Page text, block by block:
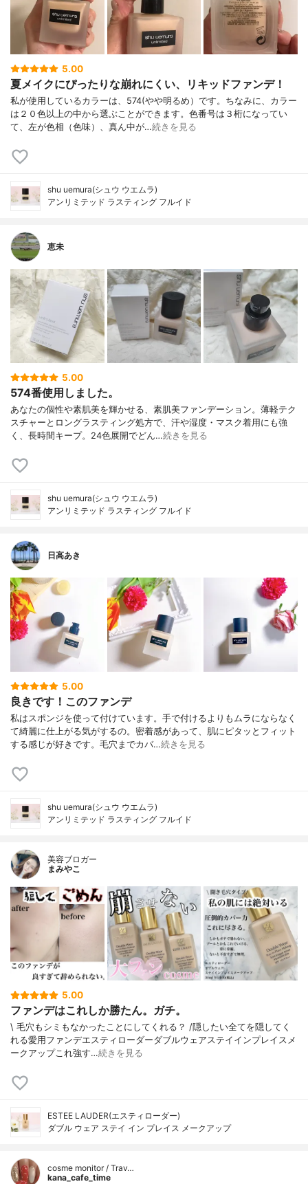
5.00
夏メイクにぴったりな崩れにくい、リキッドファンデ！
私が使用しているカラーは、574(やや明るめ）です。ちなみに、カラー
は２０色以上の中から選ぶことができます。色番号は３桁になってい
て、左が色相（色味）、真ん中が…続きを見る
shu uemura(シュウ ウエムラ)
アンリミテッド ラスティング フルイド
恵未
5.00
574番使用しました。
あなたの個性や素肌美を輝かせる、素肌美ファンデーション。薄軽テク
スチャーとロングラスティング処方で、汗や湿度・マスク着用にも強
く、長時間キープ。24色展開でどん…続きを見る
shu uemura(シュウ ウエムラ)
アンリミテッド ラスティング フルイド
日高あき
5.00
良きです！このファンデ
私はスポンジを使って付けています。手で付けるよりもムラにならなく
て綺麗に仕上がる気がするの。密着感があって、肌にピタッとフィット
する感じが好きです。毛穴までカバ…続きを見る
shu uemura(シュウ ウエムラ)
アンリミテッド ラスティング フルイド
美容ブロガー
まみやこ
5.00
ファンデはこれしか勝たん。ガチ。
\ 毛穴もシミもなかったことにしてくれる？ /⁡⁡隠したい全てを隠してく
れる愛用ファンデ⁡エスティローダーダブルウェアステイインプレイスメ
ークアップ⁡⁡これ強す…続きを見る
ESTEE LAUDER(エスティローダー)
ダブル ウェア ステイ イン プレイス メークアップ
cosme monitor / Trav…
kana_cafe_time